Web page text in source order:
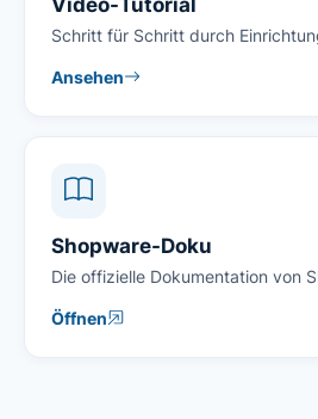
Video-Tutorial
Schritt für Schritt durch
Ansehen
Shopware-Doku
Die offizielle Dokumentation von
Öffnen